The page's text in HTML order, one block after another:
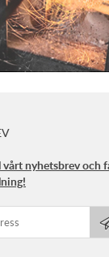
nyhetsbrev och